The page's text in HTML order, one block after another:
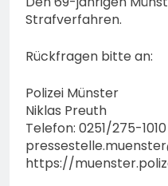
Strafverfahren.
Rückfragen bitte an:
Polizei Münster
Niklas Preuth
Telefon: 0251/275-1010
https://